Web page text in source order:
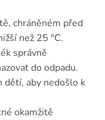
chráněném před
než 25 °C.
správně
do odpadu.
dětí, aby nedošlo k
okamžitě